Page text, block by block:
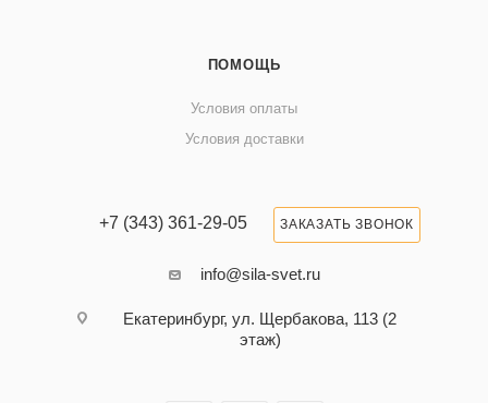
ПОМОЩЬ
Условия оплаты
Условия доставки
+7 (343) 361-29-05 ЗАКАЗАТЬ ЗВОНОК
info@sila-svet.ru
Екатеринбург, ул. Щербакова, 113 (2
этаж)